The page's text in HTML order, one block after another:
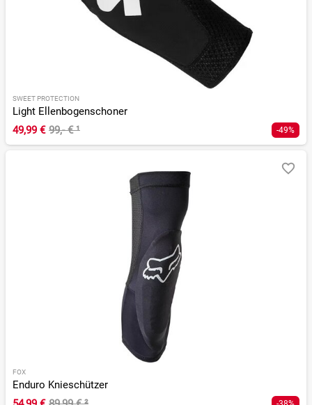
SWEET PROTECTION
Light Ellenbogenschoner
49,99 € 99,- €¹ -49%
FOX
Enduro Knieschützer